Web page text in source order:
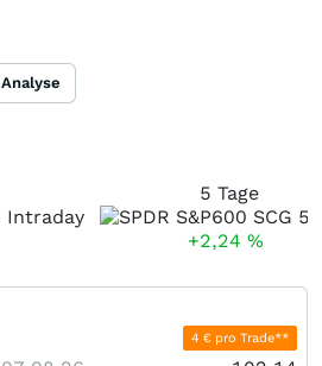
Analyse
5 Tage
+2,24 %
4 € pro Trade**